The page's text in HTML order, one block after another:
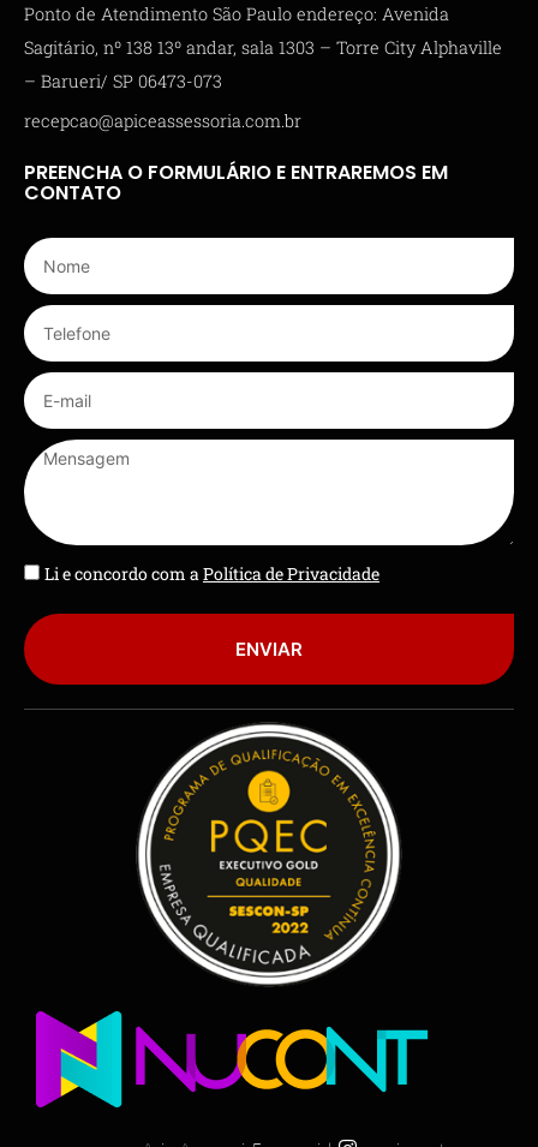
Ponto de Atendimento São Paulo endereço: Avenida
Sagitário, nº 138 13º andar, sala 1303 – Torre City Alphaville
– Barueri/ SP 06473-073
recepcao@apiceassessoria.com.br
PREENCHA O FORMULÁRIO E ENTRAREMOS EM
CONTATO
Li e concordo com aPolítica de Privacidade
ENVIAR